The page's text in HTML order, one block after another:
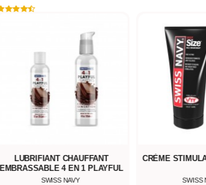
LUBRIFIANT CHAUFFANT
EMBRASSABLE 4 EN 1 PLAYFUL
FLAVORS
SWISS NAVY
CRÈME
SWISS